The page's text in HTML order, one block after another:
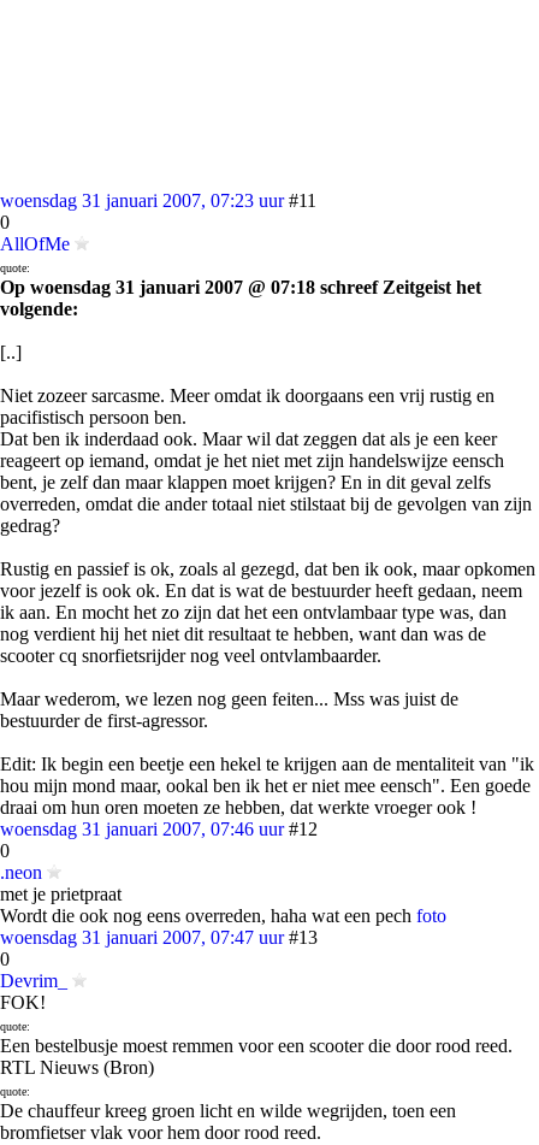
woensdag 31 januari 2007, 07:23 uur #11
0
AllOfMe
quote:
Op woensdag 31 januari 2007 @ 07:18 schreef Zeitgeist het
volgende:
[..]
Niet zozeer sarcasme. Meer omdat ik doorgaans een vrij rustig en
pacifistisch persoon ben.
Dat ben ik inderdaad ook. Maar wil dat zeggen dat als je een keer
reageert op iemand, omdat je het niet met zijn handelswijze eensch
bent, je zelf dan maar klappen moet krijgen? En in dit geval zelfs
overreden, omdat die ander totaal niet stilstaat bij de gevolgen van zijn
gedrag?
Rustig en passief is ok, zoals al gezegd, dat ben ik ook, maar opkomen
voor jezelf is ook ok. En dat is wat de bestuurder heeft gedaan, neem
ik aan. En mocht het zo zijn dat het een ontvlambaar type was, dan
nog verdient hij het niet dit resultaat te hebben, want dan was de
scooter cq snorfietsrijder nog veel ontvlambaarder.
Maar wederom, we lezen nog geen feiten... Mss was juist de
bestuurder de first-agressor.
Edit: Ik begin een beetje een hekel te krijgen aan de mentaliteit van "ik
hou mijn mond maar, ookal ben ik het er niet mee eensch". Een goede
draai om hun oren moeten ze hebben, dat werkte vroeger ook !
woensdag 31 januari 2007, 07:46 uur #12
0
.neon
met je prietpraat
Wordt die ook nog eens overreden, haha wat een pech foto
woensdag 31 januari 2007, 07:47 uur #13
0
Devrim_
FOK!
quote:
Een bestelbusje moest remmen voor een scooter die door rood reed.
RTL Nieuws (Bron)
quote:
De chauffeur kreeg groen licht en wilde wegrijden, toen een
bromfietser vlak voor hem door rood reed.